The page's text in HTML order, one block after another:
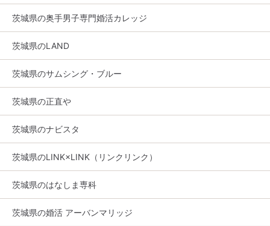
茨城県の奥手男子専門婚活カレッジ
茨城県のLAND
茨城県のサムシング・ブルー
茨城県の正直や
茨城県のナビスタ
茨城県のLINK×LINK（リンクリンク）
茨城県のはなしま専科
茨城県の婚活 アーバンマリッジ